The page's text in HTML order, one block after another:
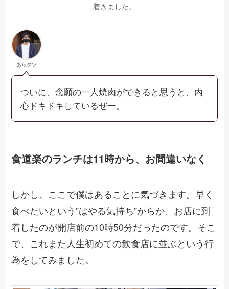
着きました。
あらタツ
ついに、念願の一人焼肉ができると思うと、内
心ドキドキしているぜー。
食道楽のランチは11時から、お間違いなく
しかし、ここで僕はあることに気づきます。早く
食べたいという”はやる気持ち”からか、お店に到
着したのが開店前の10時50分だったのです。そこ
で、これまた人生初めての飲食店に並ぶという行
為をしてみました。